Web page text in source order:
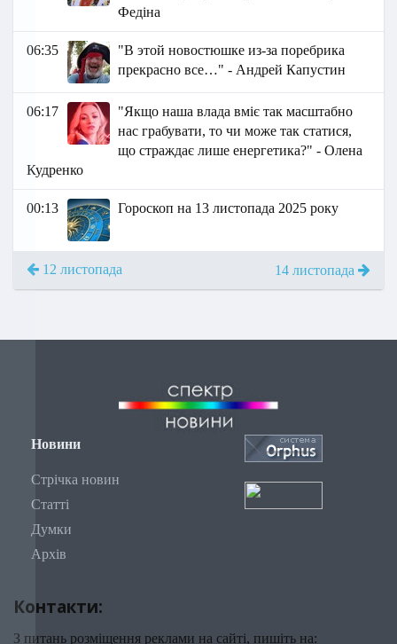
Федіна
06:35
"В этой новостюшке из-за поребрика
прекрасно все…" - Андрей Капустин
06:17
"Якщо наша влада вміє так масштабно
нас грабувати, то чи може так статися,
що страждає лише енергетика?" - Олена
Кудренко
00:13 Гороскоп на 13 листопада 2025 року
12 листопада 14 листопада
Новини
Стрічка новин
Статті
Думки
Архів
Контакти:
З питань розміщення реклами на сайті, пишіть на: